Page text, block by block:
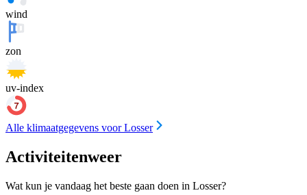
wind
zon
uv-index
Alle klimaatgegevens voor Losser
Activiteitenweer
Wat kun je vandaag het beste gaan doen in Losser?